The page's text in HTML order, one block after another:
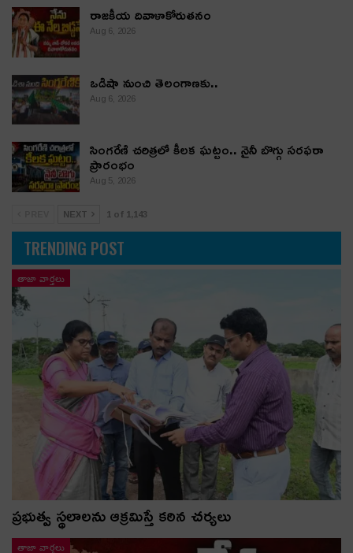
రాజకీయ దివాళాకోరుతనం
Aug 6, 2026
ఒడిషా నుంచి తెలంగాణ‌కు..
Aug 6, 2026
సింగరేణి చరిత్రలో కీలక ఘట్టం.. నైనీ బొగ్గు సరఫరా
ప్రారంభం
Aug 5, 2026
NEXT 1 of 1,143
TRENDING POST
తాజా వార్తలు
ప్రభుత్వ స్థలాలను ఆక్రమిస్తే కఠిన చర్యలు
తాజా వార్తలు